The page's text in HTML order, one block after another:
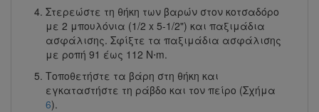
Στερεώστε τη θήκη των βαρών στον κοτσαδόρο
με 2 μπουλόνια (1/2 x 5-1/2") και παξιμάδια
ασφάλισης. Σφίξτε τα παξιμάδια ασφάλισης
με ροπή 91 έως 112 N⋅m.
Τοποθετήστε τα βάρη στη θήκη και
εγκαταστήστε τη ράβδο και τον πείρο (Σχήμα
6).